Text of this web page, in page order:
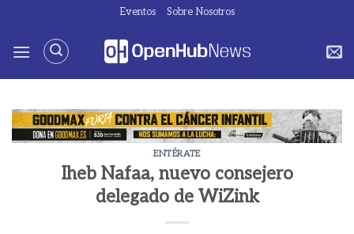
contenido
Eventos Sobre Nosotros
ENTÉRATE
Iheb Nafaa, nuevo consejero
delegado de WiZink